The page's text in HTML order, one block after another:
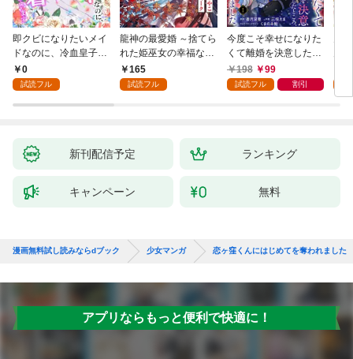
即クビになりたいメイ
ドなのに、冷血皇子に
執着されています第1
話
0
試読フル
龍神の最愛婚 ～捨てら
れた姫巫女の幸福な嫁
入り～: 1
165
試読フル
今度こそ幸せになりた
くて離婚を決意したと
ころ、無表情な旦那様
が「愛してる」と言っ
198 99
試読フル 割引
新刊配信予定 ランキング
キャンペーン 無料
漫画無料試し読みならdブック 少女マンガ 恋ヶ窪くんにはじめてを奪われました
アプリならもっと便利で快適に！